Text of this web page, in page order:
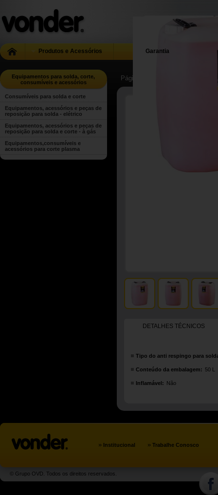
Produtos e Acessórios Garantia
Equipamentos para solda, corte,
consumíveis e acessórios
Consumíveis para solda e corte
Equipamentos, acessórios e peças de
reposição para solda - elétrico
Equipamentos, acessórios e peças de
reposição para solda e corte - à gás
Equipamentos,consumíveis e
acessórios para corte plasma
Página Inicial |
DETALHES TÉCNICOS
Tipo do anti respingo para
Conteúdo da embalagem: 50 L
Inflamável: Não
» Institucional » Trabalhe Conosco
© Grupo OVD. Todos os direitos reservados.